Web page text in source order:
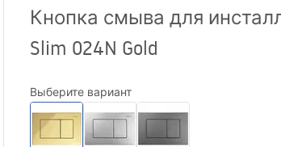
Кнопка смыва для
Slim 024N Gold
Выберите вариант